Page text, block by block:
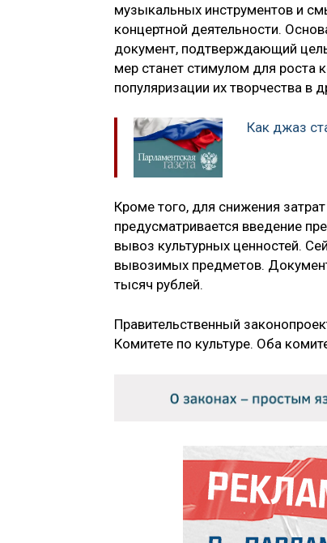
музыкальных инструментов и
концертной деятельности.
документ, подтверждающий
мер станет стимулом для роста
популяризации их творчества в
Как джаз
Кроме того, для снижения
предусматривается введение
вывоз культурных ценностей.
вывозимых предметов.
тысяч рублей.
Правительственный
Комитете по культуре. Оба